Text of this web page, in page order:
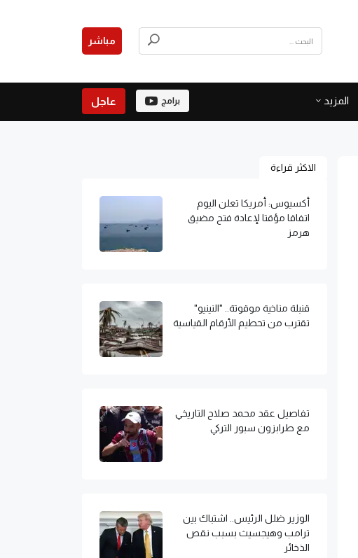
مباشر
المزيد برامج عاجل
الاكثر قراءة
أكسيوس: أمريكا تعلن اليوم
اتفاقا مؤقتا لإعادة فتح مضيق
هرمز
قنبلة مناخية موقوتة.. "النينيو"
تقترب من تحطيم الأرقام القياسية
تفاصيل عقد محمد صلاح التاريخي
مع طرابزون سبور التركي
الوزير ضلل الرئيس.. اشتباك بين
ترامب وهيجسيث بسبب نقص
الذخائر